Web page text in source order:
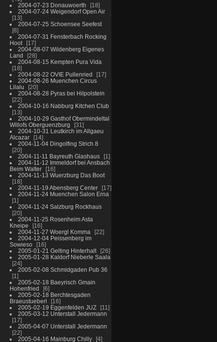
2004-07-23 Donauwoerth
18
2004-07-24 Weigendorf Open Air
13
2004-07-25 Schoensee Seefest
8
2004-07-31 Fensterbach Rocking
Hoot
17
2004-08-07 Wildenberg Eigenes
Land
28
2004-08-15 Kempten Pura Vida
18
2004-08-22 OVIE Pullenried
17
2004-08-26 Muenchen Circus
Lilalu
20
2004-08-28 Pyras bei Hilpolstein
22
2004-10-16 Nabburg Kitchen Club
13
2004-10-29 Gasthof Obermindeltal
Willofs Oberguenzburg
31
2004-10-31 Leutkirch im Allgaeu
Alcazar
14
2004-11-04 Dingolfing Strich 8
20
2004-11-11 Bayreuth Glashaus
1
2004-11-12 Immeldorf bei Ansbach
Beim Walter
16
2004-11-13 Wuerzburg Das Boot
18
2004-11-19 Abensberg Center
17
2004-11-24 Muenchen Salon Erna
1
2004-11-24 Salzburg Rockhaus
20
2004-11-25 Rosenheim Asta
Kneipe
16
2004-11-27 Woergl Komma
22
2004-12-04 Peissenberg im
Sowieso
16
2005-01-21 Gelting Hinterhalt
26
2005-01-28 Kaldorf Nieberle Saala
24
2005-02-08 Schmidgaden Pub 36
1
2005-02-18 Baeyrisch Gmain
Hohenfried
6
2005-02-18 Berchtesgaden
Braeustueberl
16
2005-02-19 Eggenfelden JUZ
11
2005-03-12 Unterstall Jedermann
17
2005-04-07 Unterstall Jedermann
22
2005-04-16 Mainburg Chilly
4